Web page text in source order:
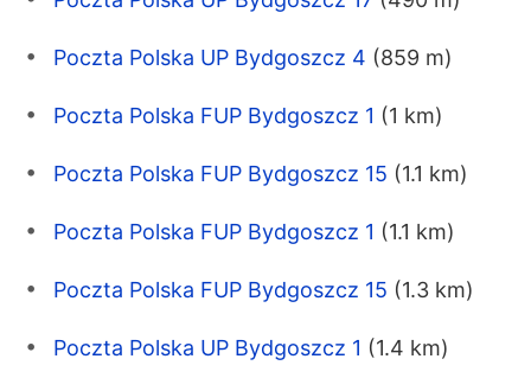
Poczta Polska UP Bydgoszcz 4 (859 m)
Poczta Polska FUP Bydgoszcz 1 (1 km)
Poczta Polska FUP Bydgoszcz 15 (1.1 km)
Poczta Polska FUP Bydgoszcz 1 (1.1 km)
Poczta Polska FUP Bydgoszcz 15 (1.3 km)
Poczta Polska UP Bydgoszcz 1 (1.4 km)